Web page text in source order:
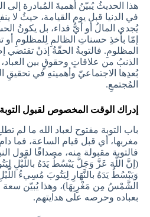
هذا الحديثُ يُبيّنُ أهميةَ المُبادرة إلى
في الدنيا قبل يوم القيامة، حيثُ لا
يُجدي المالُ أو أيُّ فداء، بل يكونُ
إمّا بأخذِ حسناتِ الظالمِ لِلمظلومِ
المظلومِ. فالتوبةُ الحقّةُ إذنْ تقتضي
الذنبُ من علاقاتٍ وحقوقٍ بين
بُعدِها الاجتماعيّ وأهميتهِ في تحقيقِ
المُجتمعِ.
إدراك الوقت المخصوص لقبول التوبة
باب التوبة مفتوح لعباد الله ما لم
مغربها، أي قبل قيام الساعة، فما
فالتوبة مقبولة منه، مصداقًا لقول
(إنَّ اللَّهَ عَزَّ وَجَلَّ يَبْسُطُ يَدَهُ باللَّيْلِ
وَيَبْسُطُ يَدَهُ بالنَّهَارِ لِيَتُوبَ مُسِيءُ
الشَّمْسُ مِن مَغْرِبِهَا)، وهذا يُبيّن سعة
بعباده وحرصه على هدايتهم.